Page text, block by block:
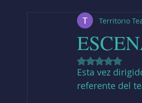
Territorio
Obtuvo NaN
Esta vez
referente del